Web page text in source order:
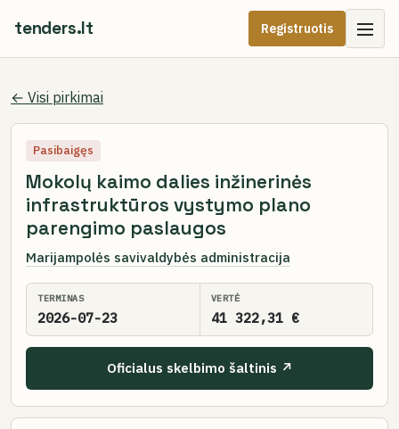
tenders.lt Registruotis
← Visi pirkimai
Pasibaigęs
Mokolų kaimo dalies inžinerinės
infrastruktūros vystymo plano
parengimo paslaugos
Marijampolės savivaldybės administracija
TERMINAS
2026-07-23
VERTĖ
41 322,31 €
Oficialus skelbimo šaltinis ↗